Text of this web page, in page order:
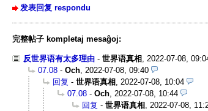
发表回复 respondu
完整帖子 kompletaj mesaĝoj:
反世界语有太多理由 - 世界语真相 , 2022-07-08,
07.08 - Och, 2022-07-08, 09:40
回复 - 世界语真相 , 2022-07-08, 10:04
07.08 - Och, 2022-07-08, 10:44
回复 - 世界语真相 , 2022-07-08,